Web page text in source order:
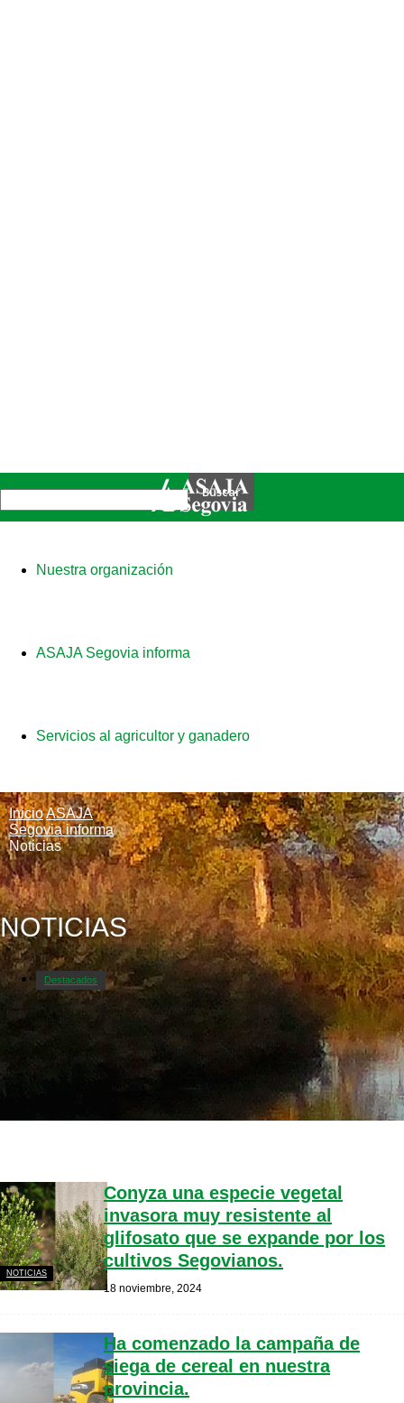
Nuestra organización
ASAJA Segovia informa
Servicios al agricultor y ganadero
InicioASAJA
Segovia informa
Noticias
NOTICIAS
Destacados
NOTICIAS
Conyza una especie vegetal
invasora muy resistente al
glifosato que se expande por los
cultivos Segovianos.
18 noviembre, 2024
Ha comenzado la campaña de
siega de cereal en nuestra
provincia.